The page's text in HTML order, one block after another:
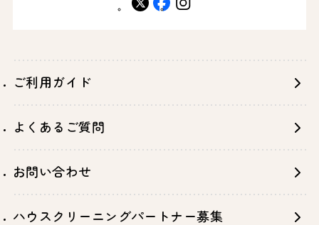
X facebookinstagram
ご利用ガイド
よくあるご質問
お問い合わせ
ハウスクリーニングパートナー募集